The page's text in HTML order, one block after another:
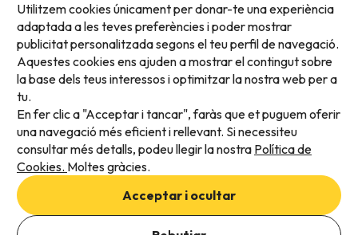
Acceptem
Condicions generals
Privadesa de dades
Política de cookies
Utilitzem cookies únicament per donar-te una experiència
adaptada a les teves preferències i poder mostrar
publicitat personalitzada segons el teu perfil de navegació.
Aquestes cookies ens ajuden a mostrar el contingut sobre
la base dels teus interessos i optimitzar la nostra web per a
tu.
En fer clic a "Acceptar i tancar", faràs que et puguem oferir
una navegació més eficient i rellevant. Si necessiteu
consultar més detalls, podeu llegir la nostra Política de
Cookies. Moltes gràcies.
Acceptar i ocultar